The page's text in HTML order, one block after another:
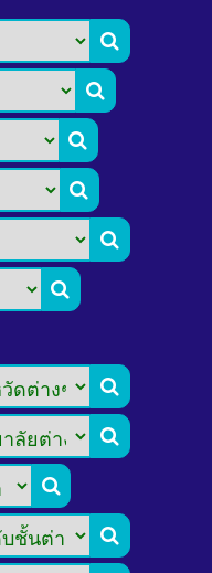









